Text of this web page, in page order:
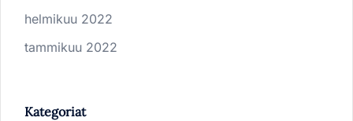
helmikuu 2022
tammikuu 2022
Kategoriat